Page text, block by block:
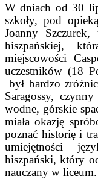
W dniach od 30
szkoły, pod
Joanny
hiszpańskiej,
miejscowości
uczestników (18
był bardzo
Saragossy,
wodne, górskie
miała okazję
poznać historię i
umiejętności
hiszpański, który
nauczany w liceum.